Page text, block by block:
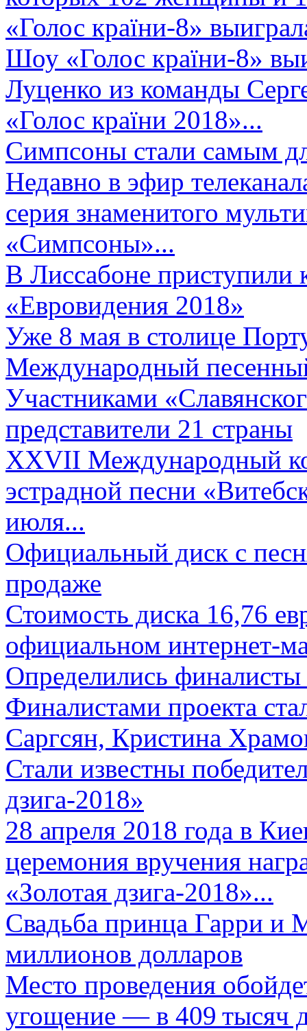
«Голос країни-8»
Шоу «Голос країни-8»
Луценко из команды
«Голос країни 2018»...
Симпсоны стали самым
Недавно в эфир
серия знаменитого
«Симпсоны»...
В Лиссабоне приступили
«Евровидения 2018»
Уже 8 мая в столице
Международный
Участниками
представители 21 страны
XXVII Международный
эстрадной песни
июля...
Официальный диск с
продаже
Стоимость диска 16,76
официальном интернет-
Определились
Финалистами проекта
Саргсян, Кристина
Стали известны
дзига-2018»
28 апреля 2018 года в
церемония вручения
«Золотая дзига-2018»...
Свадьба принца Гарри и
миллионов долларов
Место проведения
угощение — в 409 тысяч